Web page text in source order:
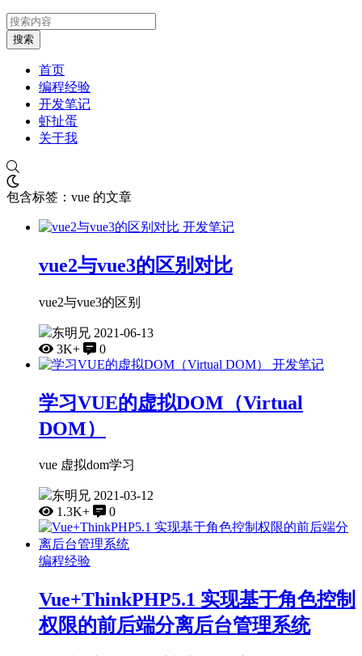
搜索
首页
编程经验
开发笔记
虾扯蛋
关于我
包含标签：vue 的文章
开发笔记
vue2与vue3的区别对比
vue2与vue3的区别
东明兄 2021-06-13
3K+
0
开发笔记
学习VUE的虚拟DOM（Virtual
DOM）
vue 虚拟dom学习
东明兄 2021-03-12
1.3K+
0
编程经验
Vue+ThinkPHP5.1 实现基于角色控制
权限的前后端分离后台管理系统